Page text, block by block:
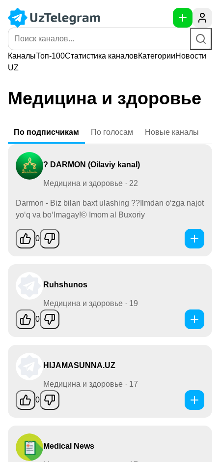
КаналыТоп-100Статистика каналовКатегорииНовости
UZ
Медицина и здоровье
По подписчикам По голосам Новые каналы
? DARMON (Oilaviy kanal)
Медицина и здоровье · 22
Darmon - Biz bilan baxt ulashing ??Ilmdan o‘zga najot
yo‘q va bo‘lmagay!© Imom al Buxoriy
0
Ruhshunos
Медицина и здоровье · 19
0
HIJAMASUNNA.UZ
Медицина и здоровье · 17
0
Medical News